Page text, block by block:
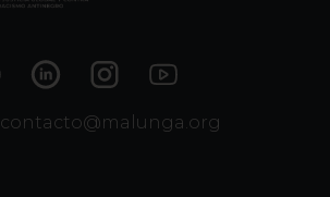
contacto@malunga.org